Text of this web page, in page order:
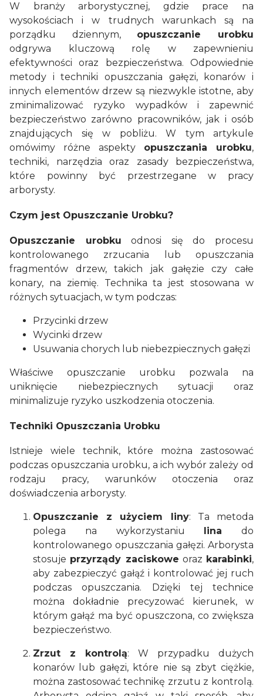
W branży arborystycznej, gdzie prace na
wysokościach i w trudnych warunkach są na
porządku dziennym, opuszczanie urobku
odgrywa kluczową rolę w zapewnieniu
efektywności oraz bezpieczeństwa. Odpowiednie
metody i techniki opuszczania gałęzi, konarów i
innych elementów drzew są niezwykle istotne, aby
zminimalizować ryzyko wypadków i zapewnić
bezpieczeństwo zarówno pracowników, jak i osób
znajdujących się w pobliżu. W tym artykule
omówimy różne aspekty opuszczania urobku,
techniki, narzędzia oraz zasady bezpieczeństwa,
które powinny być przestrzegane w pracy
arborysty.
Czym jest Opuszczanie Urobku?
Opuszczanie urobku odnosi się do procesu
kontrolowanego zrzucania lub opuszczania
fragmentów drzew, takich jak gałęzie czy całe
konary, na ziemię. Technika ta jest stosowana w
różnych sytuacjach, w tym podczas:
Przycinki drzew
Wycinki drzew
Usuwania chorych lub niebezpiecznych gałęzi
Właściwe opuszczanie urobku pozwala na
uniknięcie niebezpiecznych sytuacji oraz
minimalizuje ryzyko uszkodzenia otoczenia.
Techniki Opuszczania Urobku
Istnieje wiele technik, które można zastosować
podczas opuszczania urobku, a ich wybór zależy od
rodzaju pracy, warunków otoczenia oraz
doświadczenia arborysty.
Opuszczanie z użyciem liny: Ta metoda
polega na wykorzystaniu lina do
kontrolowanego opuszczania gałęzi. Arborysta
stosuje przyrządy zaciskowe oraz karabinki,
aby zabezpieczyć gałąź i kontrolować jej ruch
podczas opuszczania. Dzięki tej technice
można dokładnie precyzować kierunek, w
którym gałąź ma być opuszczona, co zwiększa
bezpieczeństwo.
Zrzut z kontrolą: W przypadku dużych
konarów lub gałęzi, które nie są zbyt ciężkie,
można zastosować technikę zrzutu z kontrolą.